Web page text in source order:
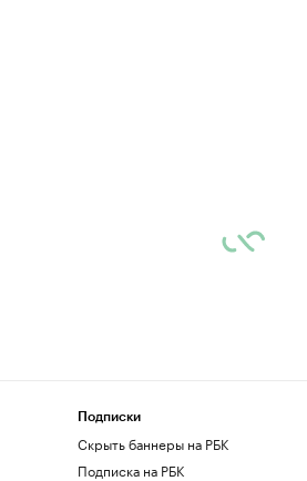
Подписки
Скрыть баннеры на РБК
Подписка на РБК